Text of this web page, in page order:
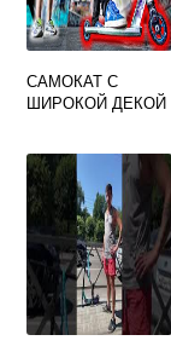
САМОКАТ С
ШИРОКОЙ ДЕКОЙ